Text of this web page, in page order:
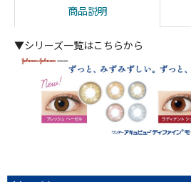
商品説明
▼シリーズ一覧はこちらから